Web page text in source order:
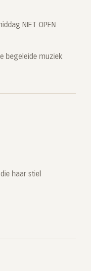
NIET OPEN
begeleide muziek
haar stiel